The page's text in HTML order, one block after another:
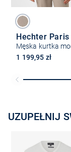
Hechter Paris
1 199,95 zł
UZUPEŁNIJ